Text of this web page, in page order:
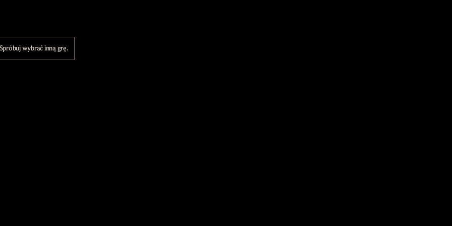
Spróbuj wybrać inną grę.